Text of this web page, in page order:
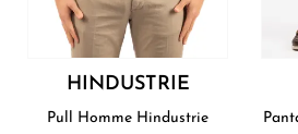
HINDUSTRIE
Pull Homme Hindustrie